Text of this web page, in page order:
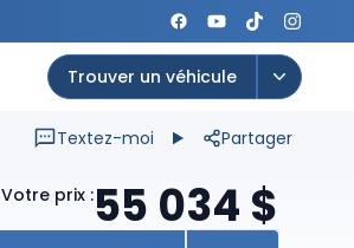
Trouver un véhicule
Open
Textez-moi Partager
Votre prix :55 034 $